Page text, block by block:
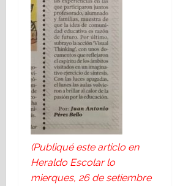
(Publiqué este articlo en
Heraldo Escolar lo
mierques, 26 de setiembre